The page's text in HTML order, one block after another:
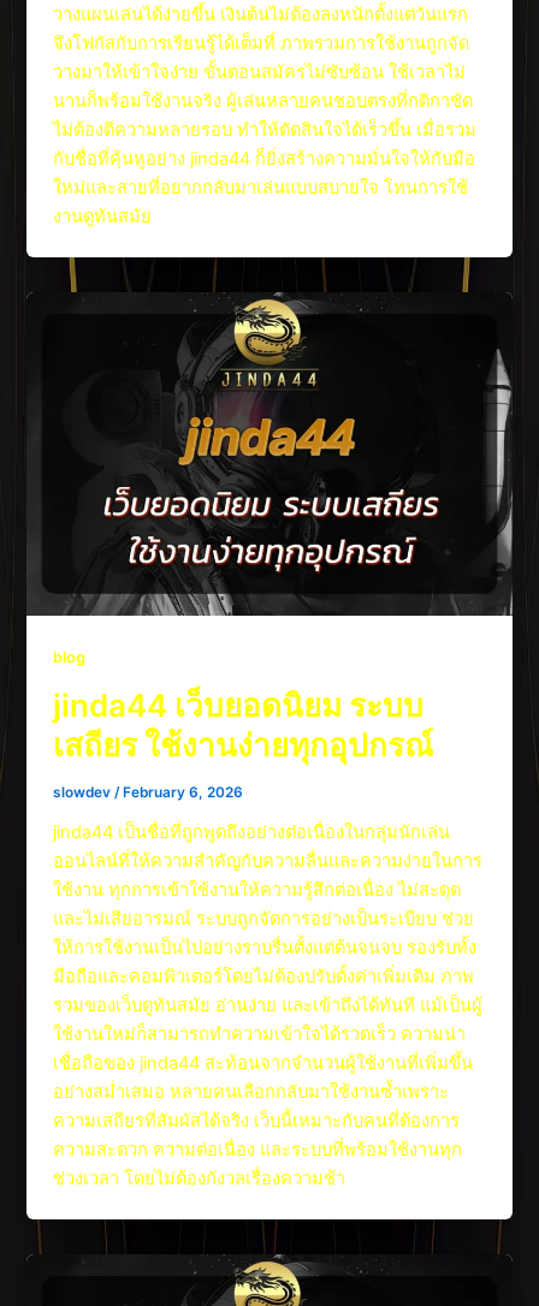
วางแผนเล่นได้ง่ายขึ้น เงินต้นไม่ต้องลงหนักตั้งแต่วันแรก
จึงโฟกัสกับการเรียนรู้ได้เต็มที่ ภาพรวมการใช้งานถูกจัด
วางมาให้เข้าใจง่าย ขั้นตอนสมัครไม่ซับซ้อน ใช้เวลาไม่
นานก็พร้อมใช้งานจริง ผู้เล่นหลายคนชอบตรงที่กติกาชัด
ไม่ต้องตีความหลายรอบ ทำให้ตัดสินใจได้เร็วขึ้น เมื่อรวม
กับชื่อที่คุ้นหูอย่าง jinda44 ก็ยิ่งสร้างความมั่นใจให้กับมือ
ใหม่และสายที่อยากกลับมาเล่นแบบสบายใจ โทนการใช้
งานดูทันสมัย
blog
jinda44 เว็บยอดนิยม ระบบ
เสถียร ใช้งานง่ายทุกอุปกรณ์
slowdev/ February 6, 2026
jinda44 เป็นชื่อที่ถูกพูดถึงอย่างต่อเนื่องในกลุ่มนักเล่น
ออนไลน์ที่ให้ความสำคัญกับความลื่นและความง่ายในการ
ใช้งาน ทุกการเข้าใช้งานให้ความรู้สึกต่อเนื่อง ไม่สะดุด
และไม่เสียอารมณ์ ระบบถูกจัดการอย่างเป็นระเบียบ ช่วย
ให้การใช้งานเป็นไปอย่างราบรื่นตั้งแต่ต้นจนจบ รองรับทั้ง
มือถือและคอมพิวเตอร์โดยไม่ต้องปรับตั้งค่าเพิ่มเติม ภาพ
รวมของเว็บดูทันสมัย อ่านง่าย และเข้าถึงได้ทันที แม้เป็นผู้
ใช้งานใหม่ก็สามารถทำความเข้าใจได้รวดเร็ว ความน่า
เชื่อถือของ jinda44 สะท้อนจากจำนวนผู้ใช้งานที่เพิ่มขึ้น
อย่างสม่ำเสมอ หลายคนเลือกกลับมาใช้งานซ้ำเพราะ
ความเสถียรที่สัมผัสได้จริง เว็บนี้เหมาะกับคนที่ต้องการ
ความสะดวก ความต่อเนื่อง และระบบที่พร้อมใช้งานทุก
ช่วงเวลา โดยไม่ต้องกังวลเรื่องความช้า